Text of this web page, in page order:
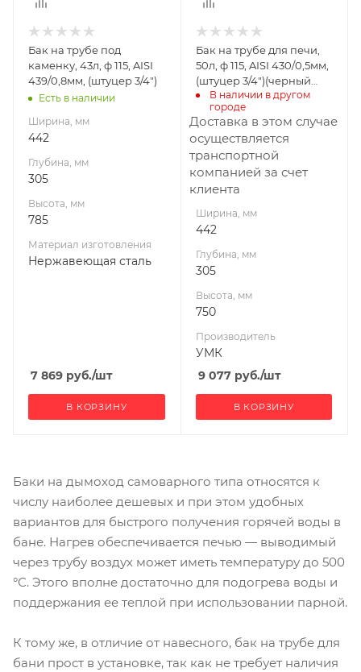
Материал
Нержавеющая
сталь
Диаметр дымохода,
мм
Бак на трубе под
каменку, 43л, ф 115, AISI
439/0,8мм, (штуцер 3/4")
Есть в наличии
Ширина, мм
442
Глубина, мм
305
Высота, мм
785
Материал изготовления
Нержавеющая сталь
7 869 руб./шт
В КОРЗИНУ
Производитель
Бак на трубе для печи,
50л, ф 115, AISI 430/0,5мм,
(штуцер 3/4")(черный
1000)В наличии в другом
городе
Доставка в этом случае
осуществляется
транспортной
компанией за счет
клиента
Ширина, мм
442
Глубина, мм
305
Высота, мм
750
Производитель
УМК
9 077руб./шт
В КОРЗИНУ
Баки на дымоход самоварного типа относятся к
числу наиболее дешевых и при этом удобных
вариантов для быстрого получения горячей воды в
бане. Нагрев обеспечивается печью — выводимый
через трубу воздух может иметь температуру до 500
°С. Этого вполне достаточно для подогрева воды и
поддержания ее теплой при использовании парной.
К тому же, в отличие от навесного, бак на трубе для
бани прост в установке, так как не требует наличия